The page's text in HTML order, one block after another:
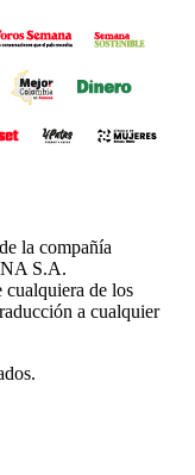
la compañía
S.A.
cualquiera de los
a cualquier